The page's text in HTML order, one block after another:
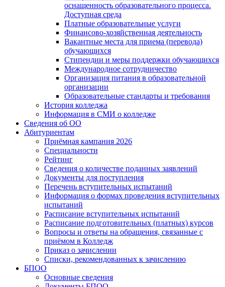
оснащенность образовательного процесса.
Доступная среда
Платные образовательные услуги
Финансово-хозяйственная деятельность
Вакантные места для приема (перевода)
обучающихся
Стипендии и меры поддержки обучающихся
Международное сотрудничество
Организация питания в образовательной
организации
Образовательные стандарты и требования
История колледжа
Информация в СМИ о колледже
Сведения об ОО
Абитуриентам
Приёмная кампания 2026
Специальности
Рейтинг
Сведения о количестве поданных заявлений
Документы для поступления
Перечень вступительных испытаний
Информация о формах проведения вступительных
испытаний
Расписание вступительных испытаний
Расписание подготовительных (платных) курсов
Вопросы и ответы на обращения, связанные с
приёмом в Колледж
Приказ о зачислении
Списки, рекомендованных к зачислению
БПОО
Основные сведения